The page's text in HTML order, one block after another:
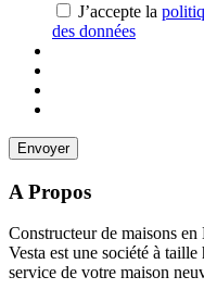
J’accepte la
des données
A Propos
Constructeur de maisons
Vesta est une société à
service de votre maison